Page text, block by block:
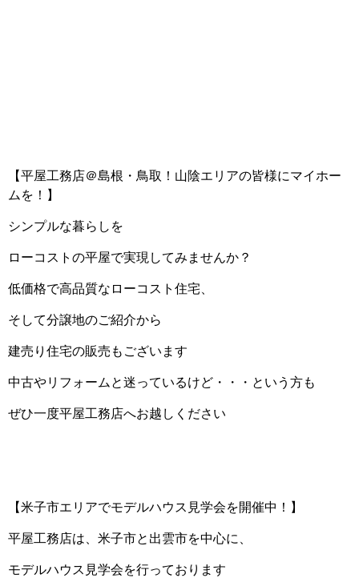
【平屋工務店＠島根・鳥取！ 山陰エリアの皆様にマイホー
ムを！】
シンプルな暮らしを
ローコストの平屋で実現してみませんか？
低価格で高品質なローコスト住宅、
そして分譲地のご紹介から
建売り住宅の販売もございます
中古やリフォームと迷っているけど・・・という方も
ぜひ一度平屋工務店へお越しください
【米子市エリアでモデルハウス見学会を開催中！】
平屋工務店は、米子市と出雲市を中心に、
モデルハウス見学会を行っております